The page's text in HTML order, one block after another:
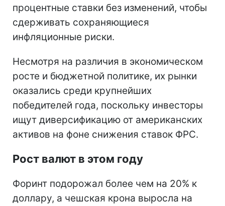
процентные ставки без изменений, чтобы
сдерживать сохраняющиеся
инфляционные риски.
Несмотря на различия в экономическом
росте и бюджетной политике, их рынки
оказались среди крупнейших
победителей года, поскольку инвесторы
ищут диверсификацию от американских
активов на фоне снижения ставок ФРС.
Рост валют в этом году
Форинт подорожал более чем на 20% к
доллару, а чешская крона выросла на